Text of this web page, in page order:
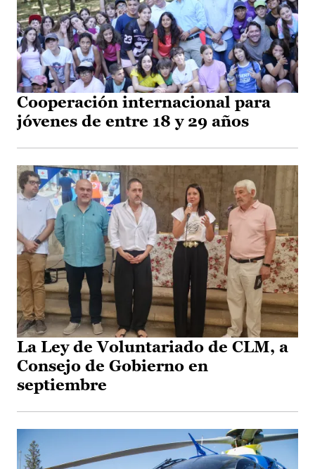
Cooperación internacional para
jóvenes de entre 18 y 29 años
La Ley de Voluntariado de CLM, a
Consejo de Gobierno en
septiembre